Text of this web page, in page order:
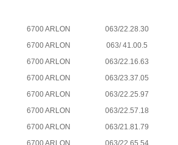
6700 ARLON
063/22.28.30
6700 ARLON
063/ 41.00.5
6700 ARLON
063/22.16.63
6700 ARLON
063/23.37.05
6700 ARLON
063/22.25.97
6700 ARLON
063/22.57.18
6700 ARLON
063/21.81.79
6700 ARLON 063/22.65.54